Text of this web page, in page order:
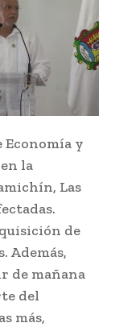
Economía y
la
Las
de
Además,
de mañana
del
más,